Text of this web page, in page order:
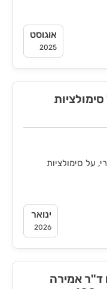
אוגוסט
2025
על סימולציות
ינואר
2026
ד"ר אמירה